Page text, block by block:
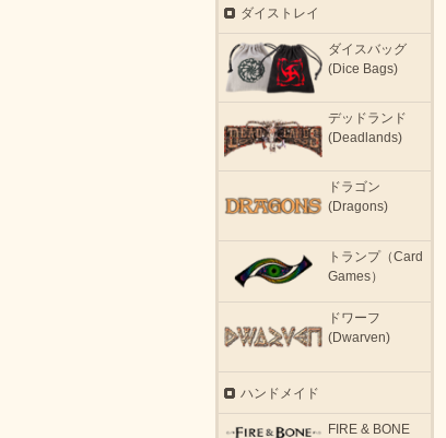
ダイストレイ
ダイスバッグ
(Dice Bags)
デッドランド
(Deadlands)
ドラゴン
(Dragons)
トランプ（Card
Games）
ドワーフ
(Dwarven)
ハンドメイド
FIRE & BONE